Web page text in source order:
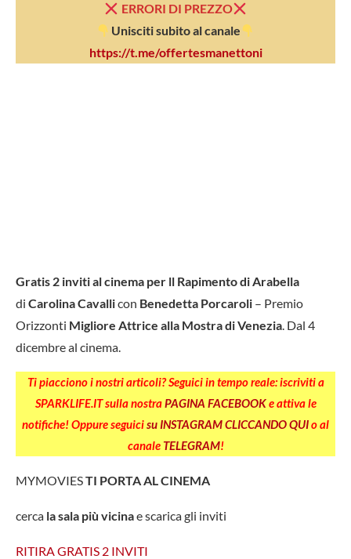
ERRORI DI PREZZO
Unisciti subito al canale
https://t.me/offertesmanettoni
Gratis 2 inviti al cinema per ll Rapimento di Arabella
di Carolina Cavallicon Benedetta Porcaroli – Premio
Orizzonti Migliore Attrice alla Mostra di Venezia . Dal 4
dicembre al cinema.
Ti piacciono i nostri articoli? Seguici in tempo reale: iscriviti a
SPARKLIFE.IT sulla nostraPAGINA FACEBOOKe attiva le
notifiche! Oppure seguicisu INSTAGRAM CLICCANDO QUIo al
canale TELEGRAM!
MYMOVIESTI PORTA AL CINEMA
cerca la sala più vicinae scarica gli inviti
RITIRA GRATIS 2 INVITI